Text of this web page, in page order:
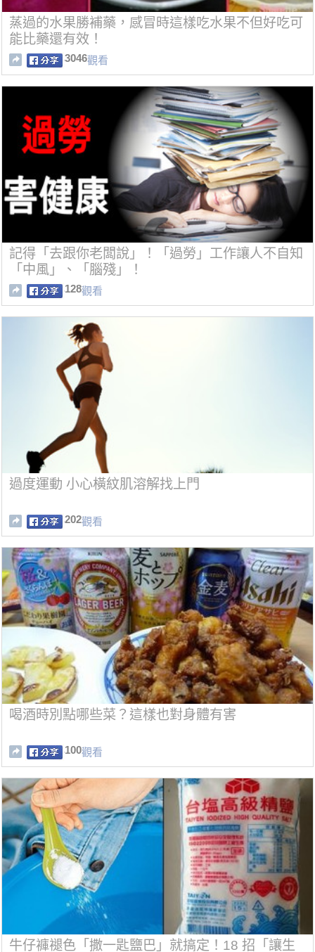
蒸過的水果勝補藥，感冒時這樣吃水果不但好吃可
能比藥還有效！
3046觀看
記得「去跟你老闆說」！「過勞」工作讓人不自知
「中風」、「腦殘」！
128觀看
過度運動 小心橫紋肌溶解找上門
202觀看
喝酒時別點哪些菜？這樣也對身體有害
100觀看
牛仔褲褪色「撒一匙鹽巴」就搞定！18 招「讓生